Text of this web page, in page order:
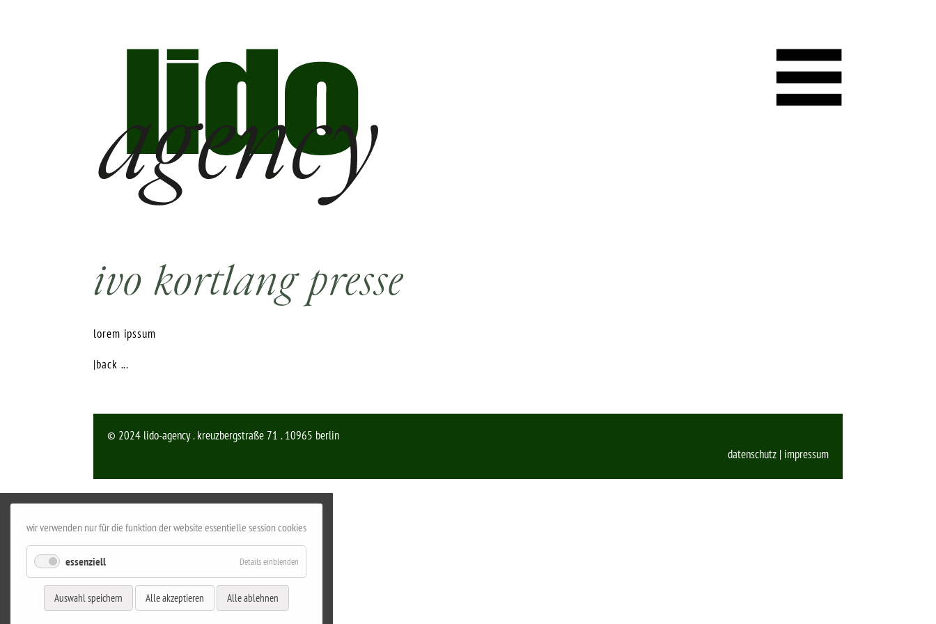
ivo kortlang presse
lorem ipssum
|back ...
© 2024 lido-agency . kreuzbergstraße 71 . 10965 berlin
datenschutz | impressum
wir verwenden nur für die funktion der website essentielle session cookies
essenziell Details einblenden
Auswahl speichern Alle akzeptieren Alle ablehnen